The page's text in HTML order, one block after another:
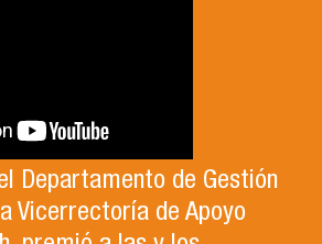
Departamento de Gestión
Vicerrectoría de Apoyo
capítulo conoceremos el
liderado por el
el video de nuestro